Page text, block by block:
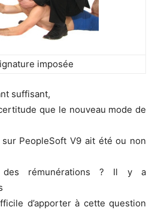
imposée
suffisant,
que le nouveau mode de
PeopleSoft V9 ait été ou non
des rémunérations ? Il y a
d’apporter à cette question